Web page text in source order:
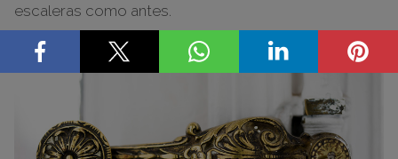
escaleras como antes.